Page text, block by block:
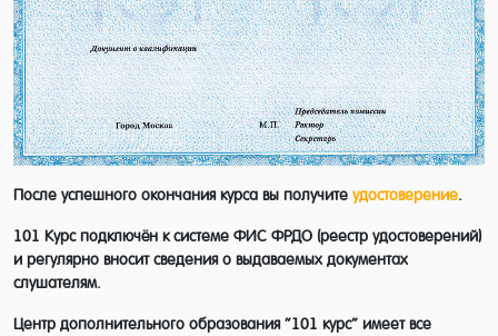
- члены рабочих комиссий, которые
проверяют знания сотрудников по охране
труда и безопасности;
- лица, непосредственно выполняющие
ремонтные и земляные работы.
«Об образовании» для зачисления в группу
ОБЯЗАТЕЛЬНО наличие среднего
профессионального и (или) высшего
После успешного окончания курса вы получите удостоверение.
101 Курс подключён к системе ФИС ФРДО (реестр удостоверений)
и регулярно вносит сведения о выдаваемых документах
слушателям.
Центр дополнительного образования “101 курс” имеет все